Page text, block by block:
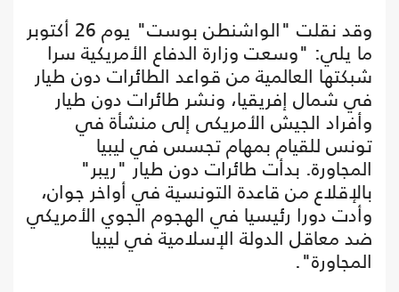
وقد نقلت "الواشنطن بوست" يوم 26 أكتوبر
ما يلي: "وسعت وزارة الدفاع الأمريكية سرا
شبكتها العالمية من قواعد الطائرات دون طيار
في شمال إفريقيا، ونشر طائرات دون طيار
وأفراد الجيش الأمريكى إلى منشأة في
تونس للقيام بمهام تجسس في ليبيا
المجاورة. بدأت طائرات دون طيار "ريبر"
بالإقلاع من قاعدة التونسية في أواخر جوان،
وأدت دورا رئيسيا في الهجوم الجوي الأمريكي
ضد معاقل الدولة الإسلامية في ليبيا
المجاورة".